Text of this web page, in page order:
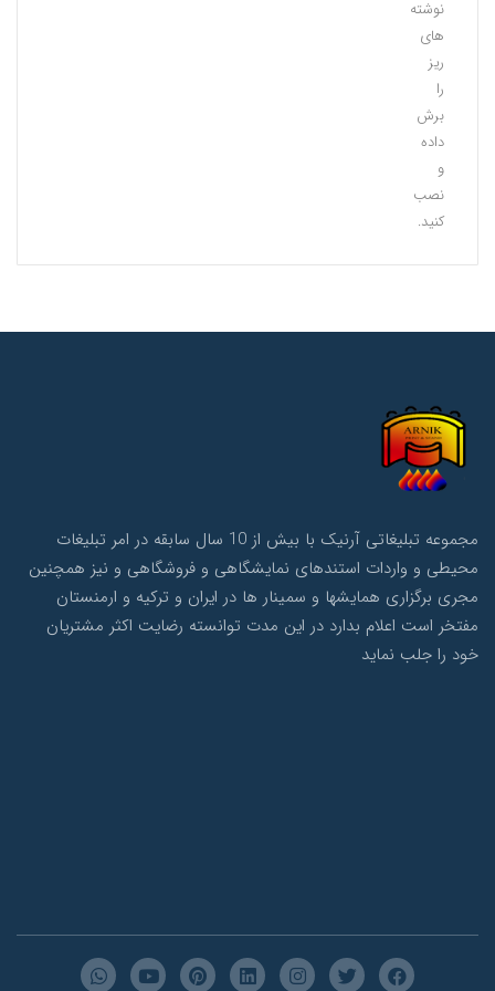
نوشته
های
ریز
را
برش
داده
و
نصب
کنید.
مجموعه تبلیغاتی آرنیک با بیش از 10 سال سابقه در امر تبلیغات
محیطی و واردات استندهای نمایشگاهی و فروشگاهی و نیز همچنین
مجری برگزاری همایشها و سمینار ها در ایران و ترکیه و ارمنستان
مفتخر است اعلام بدارد در این مدت توانسته رضایت اکثر مشتریان
خود را جلب نماید